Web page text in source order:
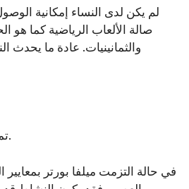
لم يكن لدى النساء إمكانية
صالة الألعاب الرياضية كما هو
والثمانينيات. عادة ما يحدث
تمرين على أساس الرقص.
في حالة التزمت ميلفا بورتر